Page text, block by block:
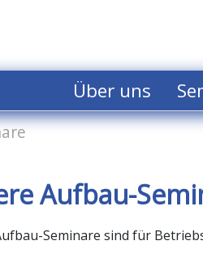
Über uns
Aufbau-
Seminare sind für